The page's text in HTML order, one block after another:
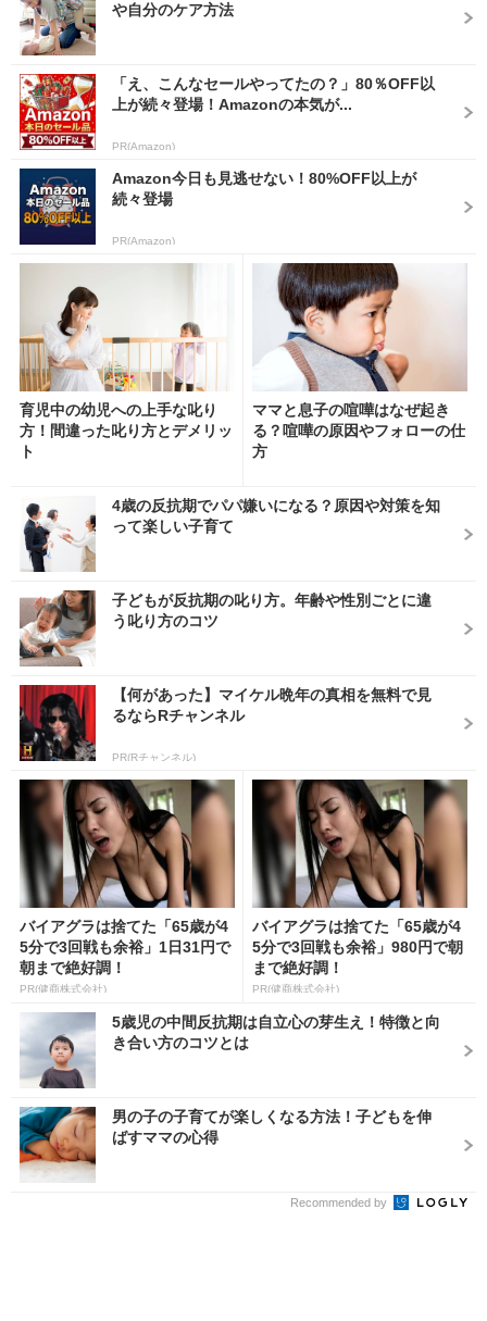
や自分のケア方法
「え、こんなセールやってたの？」80％OFF以
上が続々登場！Amazonの本気が...
PR(Amazon)
Amazon今日も見逃せない！80%OFF以上が
続々登場
PR(Amazon)
育児中の幼児への上手な叱り
方！間違った叱り方とデメリッ
ト
ママと息子の喧嘩はなぜ起き
る？喧嘩の原因やフォローの仕
方
4歳の反抗期でパパ嫌いになる？原因や対策を知
って楽しい子育て
子どもが反抗期の叱り方。年齢や性別ごとに違
う叱り方のコツ
【何があった】マイケル晩年の真相を無料で見
るならRチャンネル
PR(Rチャンネル)
バイアグラは捨てた「65歳が4
5分で3回戦も余裕」1日31円で
朝まで絶好調！
PR(健商株式会社)
バイアグラは捨てた「65歳が4
5分で3回戦も余裕」980円で朝
まで絶好調！
PR(健商株式会社)
5歳児の中間反抗期は自立心の芽生え！特徴と向
き合い方のコツとは
男の子の子育てが楽しくなる方法！子どもを伸
ばすママの心得
Recommended by